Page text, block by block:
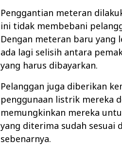
Penggantian meteran
ini tidak membebani
Dengan meteran baru yang
ada lagi selisih antara
yang harus dibayarkan.
Pelanggan juga diberikan
penggunaan listrik mereka
memungkinkan mereka
yang diterima sudah sesuai
sebenarnya.